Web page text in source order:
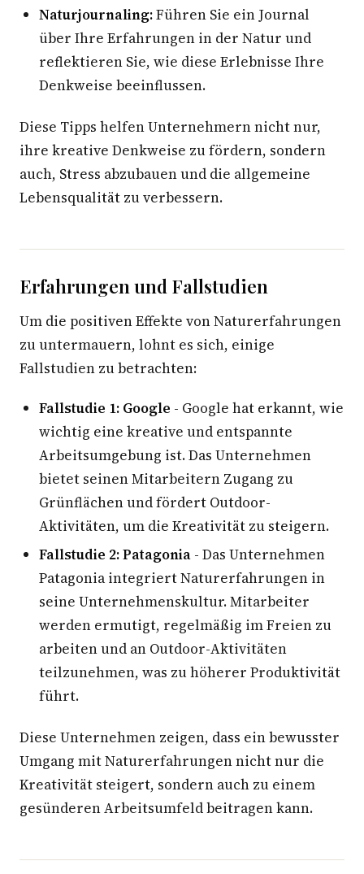
Naturjournaling:Führen Sie ein Journal
über Ihre Erfahrungen in der Natur und
reflektieren Sie, wie diese Erlebnisse Ihre
Denkweise beeinflussen.
Diese Tipps helfen Unternehmern nicht nur,
ihre kreative Denkweise zu fördern, sondern
auch, Stress abzubauen und die allgemeine
Lebensqualität zu verbessern.
Erfahrungen und Fallstudien
Um die positiven Effekte von Naturerfahrungen
zu untermauern, lohnt es sich, einige
Fallstudien zu betrachten:
Fallstudie 1: Google - Google hat erkannt, wie
wichtig eine kreative und entspannte
Arbeitsumgebung ist. Das Unternehmen
bietet seinen Mitarbeitern Zugang zu
Grünflächen und fördert Outdoor-
Aktivitäten, um die Kreativität zu steigern.
Fallstudie 2: Patagonia - Das Unternehmen
Patagonia integriert Naturerfahrungen in
seine Unternehmenskultur. Mitarbeiter
werden ermutigt, regelmäßig im Freien zu
arbeiten und an Outdoor-Aktivitäten
teilzunehmen, was zu höherer Produktivität
führt.
Diese Unternehmen zeigen, dass ein bewusster
Umgang mit Naturerfahrungen nicht nur die
Kreativität steigert, sondern auch zu einem
gesünderen Arbeitsumfeld beitragen kann.